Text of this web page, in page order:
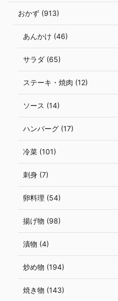
おかず (913)
あんかけ (46)
サラダ (65)
ステーキ・焼肉 (12)
ソース (14)
ハンバーグ (17)
冷菜 (101)
刺身 (7)
卵料理 (54)
揚げ物 (98)
漬物 (4)
炒め物 (194)
焼き物 (143)